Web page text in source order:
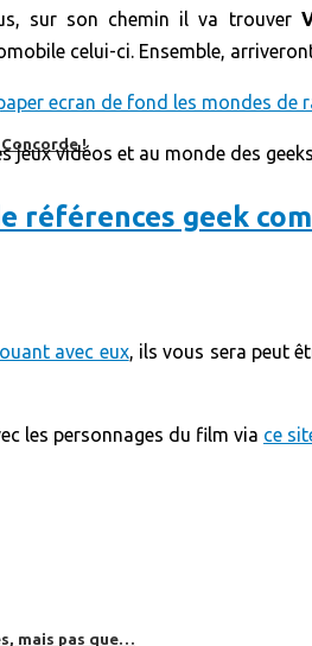
!
mais pas que…
sur son chemin il va trouver
celui-ci. Ensemble,
jeux vidéos et au monde des
avec eux, ils vous sera peut
les personnages du film via ce